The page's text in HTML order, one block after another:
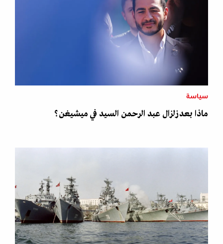
سياسة
ماذا بعد زلزال عبد الرحمن السيد في ميشيغن؟